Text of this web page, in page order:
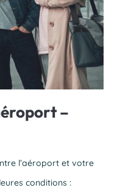
–
l’aéroport et votre
conditions :